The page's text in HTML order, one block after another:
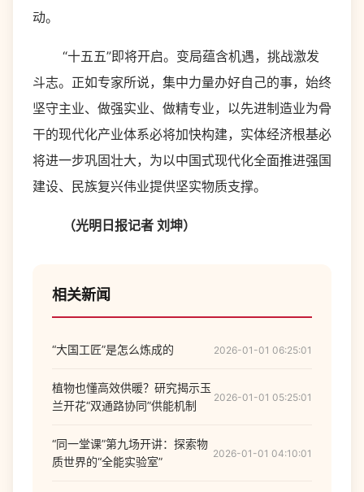
动。
“十五五”即将开启。变局蕴含机遇，挑战激发
斗志。正如专家所说，集中力量办好自己的事，始终
坚守主业、做强实业、做精专业，以先进制造业为骨
干的现代化产业体系必将加快构建，实体经济根基必
将进一步巩固壮大，为以中国式现代化全面推进强国
建设、民族复兴伟业提供坚实物质支撑。
（光明日报记者 刘坤）
相关新闻
“大国工匠”是怎么炼成的 2026-01-01 06:25:01
植物也懂高效供暖？研究揭示玉
兰开花“双通路协同”供能机制
2026-01-01 05:25:01
“同一堂课”第九场开讲：探索物
质世界的“全能实验室”
2026-01-01 04:10:01